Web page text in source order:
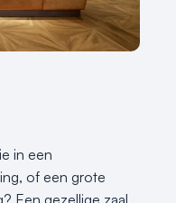
in een
of een grote
Een gezellige zaal